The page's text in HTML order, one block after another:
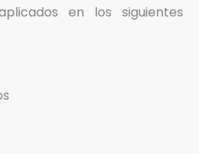
en los siguientes